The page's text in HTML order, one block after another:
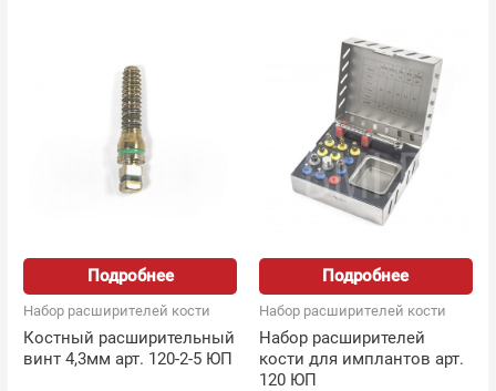
Подробнее
Набор расширителей кости
Костный расширительный
винт 4,3мм арт. 120-2-5 ЮП
Подробнее
Набор расширителей кости
Набор расширителей
кости для имплантов арт.
120 ЮП